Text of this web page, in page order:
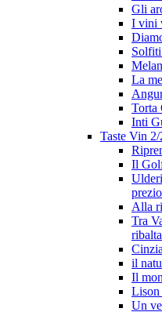
Gli
I vini
La
Torta
Inti
Taste Vin 2/
Il
Alla
Tra
il
Il
Lison
Un